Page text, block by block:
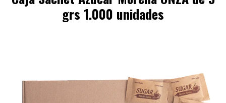
grs 1.000 unidades